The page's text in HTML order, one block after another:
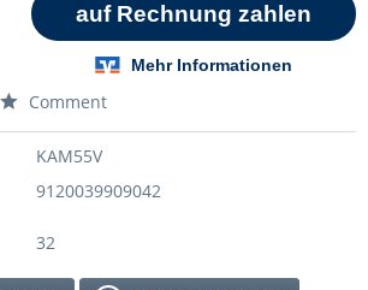
Comment
KAM55V
9120039909042
32